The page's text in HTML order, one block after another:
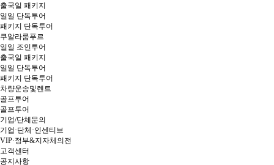
출국일 패키지
일일 단독투어
패키지 단독투어
쿠알라룸푸르
일일 조인투어
출국일 패키지
일일 단독투어
패키지 단독투어
차량운송및렌트
골프투어
골프투어
기업/단체문의
기업·단체·인센티브
VIP·정부&지자체의전
고객센터
공지사항